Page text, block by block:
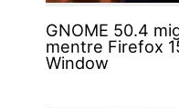
GNOME 50.4
mentre Firefox
Window